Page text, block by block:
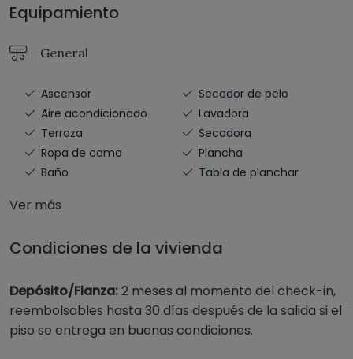
Equipamiento
General
Ascensor
Aire acondicionado
Terraza
Ropa de cama
Baño
Secador de pelo
Lavadora
Secadora
Plancha
Tabla de planchar
Ver más
Condiciones de la vivienda
Depósito/Fianza:2 meses al momento del check-in,
reembolsables hasta 30 días después de la salida si el
piso se entrega en buenas condiciones.